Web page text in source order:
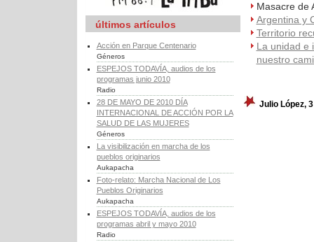
últimos artículos
Acción en Parque Centenario
Géneros
ESPEJOS TODAVÍA, audios de los
programas junio 2010
Radio
28 DE MAYO DE 2010 DÍA
INTERNACIONAL DE ACCIÓN POR LA
SALUD DE LAS MUJERES
Géneros
La visibilización en marcha de los
pueblos originarios
Aukapacha
Foto-relato: Marcha Nacional de Los
Pueblos Originarios
Aukapacha
ESPEJOS TODAVÍA, audios de los
programas abril y mayo 2010
Radio
Masacre de
Argentina y
Territorio
La unidad e
nuestro
Julio López,